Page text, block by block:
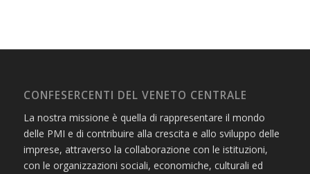
CONFESERCENTI DEL VENETO CENTRALE
La nostra missione è quella di rappresentare il mondo
delle PMI e di contribuire alla crescita e allo sviluppo delle
imprese, attraverso la collaborazione con le istituzioni,
con le organizzazioni sociali, economiche, culturali ed